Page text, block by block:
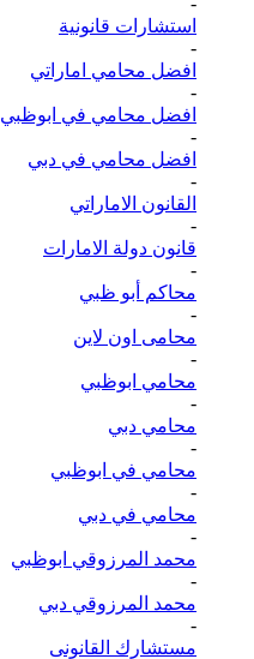
استشارات قانونية
-
افضل محامي اماراتي
-
افضل محامي في ابوظبي
-
افضل محامي في دبي
-
القانون الاماراتي
-
قانون دولة الامارات
-
محاكم أبو ظبي
-
محامى اون لاين
-
محامي ابوظبي
-
محامي دبي
-
محامي في ابوظبي
-
محامي في دبي
-
محمد المرزوقي ابوظبي
-
محمد المرزوقي دبي
-
مستشارك القانونى